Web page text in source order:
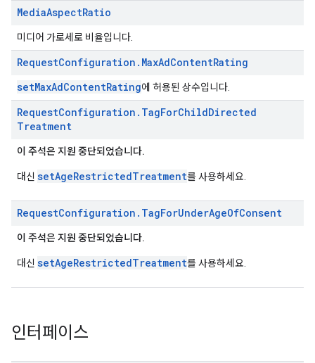
MediaAspectRatio
미디어 가로세로 비율입니다.
RequestConfiguration . MaxAdContentRating
setMaxAdContentRating에 허용된 상수입니다.
RequestConfiguration . TagForChildDirected
Treatment
이 주석은 지원 중단되었습니다.
대신 setAgeRestrictedTreatment를 사용하세요.
RequestConfiguration . TagForUnderAgeOfConsent
이 주석은 지원 중단되었습니다.
대신 setAgeRestrictedTreatment를 사용하세요.
인터페이스